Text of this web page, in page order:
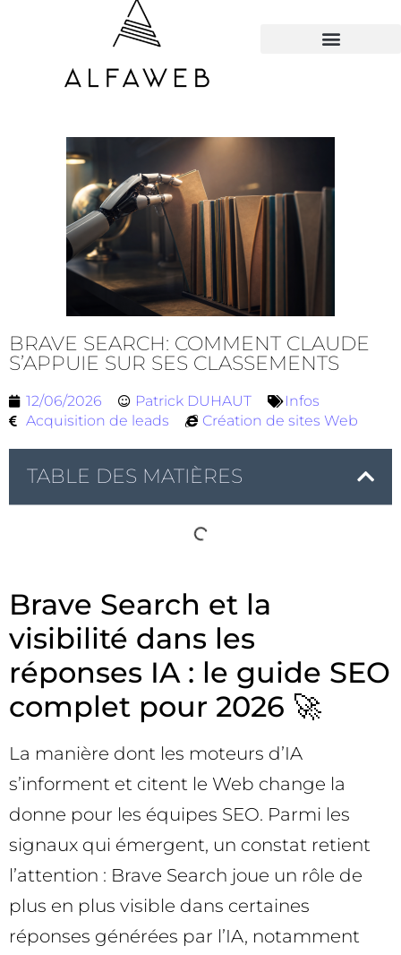
BRAVE SEARCH: COMMENT CLAUDE
S’APPUIE SUR SES CLASSEMENTS
12/06/2026 Patrick DUHAUT
Infos
Acquisition de leads
Création de sites Web
TABLE DES MATIÈRES
Brave Search et la
visibilité dans les
réponses IA : le guide SEO
complet pour 2026 🚀
La manière dont les moteurs d’IA
s’informent et citent le Web change la
donne pour les équipes SEO. Parmi les
signaux qui émergent, un constat retient
l’attention : Brave Search joue un rôle de
plus en plus visible dans certaines
réponses générées par l’IA, notamment